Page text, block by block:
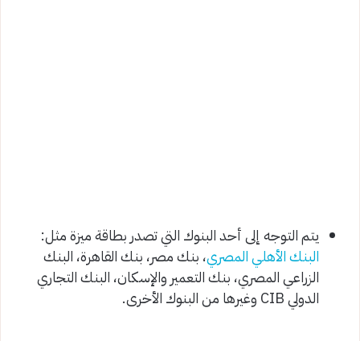
يتم التوجه إلى أحد البنوك التي تصدر بطاقة ميزة مثل:
البنك الأهلي المصري، بنك مصر، بنك القاهرة، البنك
الزراعي المصري، بنك التعمير والإسكان، البنك التجاري
الدولي CIB وغيرها من البنوك الأخرى.